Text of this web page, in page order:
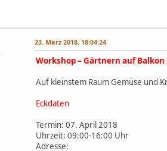
23. März 2018, 18:04:24
Workshop – Gärtnern auf
Auf kleinstem Raum Gemüse und
Eckdaten
Termin: 07. April 2018
Uhrzeit: 09:00-16:00 Uhr
Adresse: